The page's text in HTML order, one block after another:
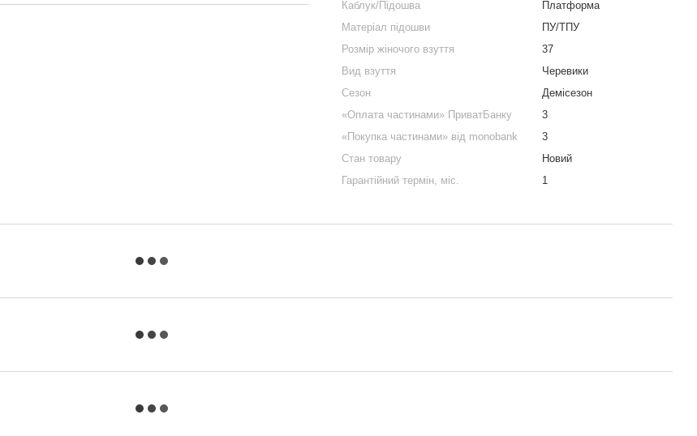
Каблук/Підошва
Платформа
Матеріал підошви
ПУ/ТПУ
Розмір жіночого взуття
37
Вид взуття
Черевики
Сезон
Демісезон
«Оплата частинами» ПриватБанку
3
«Покупка частинами» від monobank
3
Стан товару
Новий
Гарантійний термін, міс.
1